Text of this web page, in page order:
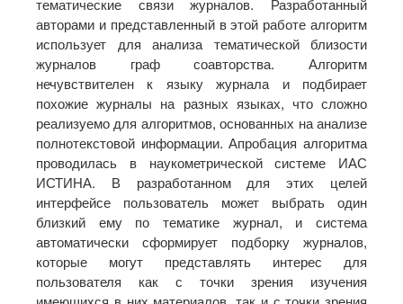
авторами и представленный в этой работе алгоритм
использует для анализа тематической близости
журналов граф соавторства. Алгоритм
нечувствителен к языку журнала и подбирает
похожие журналы на разных языках, что сложно
реализуемо для алгоритмов, основанных на анализе
полнотекстовой информации. Апробация алгоритма
проводилась в наукометрической системе ИАС
ИСТИНА. В разработанном для этих целей
интерфейсе пользователь может выбрать один
близкий ему по тематике журнал, и система
автоматически сформирует подборку журналов,
которые могут представлять интерес для
пользователя как с точки зрения изучения